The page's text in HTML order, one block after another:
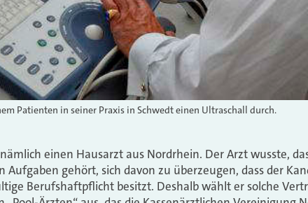
Patienten in seiner Praxis in Schwedt einen Ultraschall durch.
einen Hausarzt aus Nordrhein. Der Arzt wusste,
Aufgaben gehört, sich davon zu überzeugen, dass der
Berufshaftpflicht besitzt. Deshalb wählt er solche